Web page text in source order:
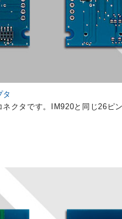
タ
クタです。IM920と同じ26ピ